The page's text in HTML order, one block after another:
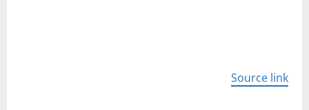
Source link